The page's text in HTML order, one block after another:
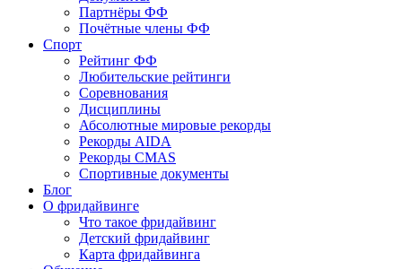
Партнёры ФФ
Почётные члены ФФ
Спорт
Рейтинг ФФ
Любительские рейтинги
Соревнования
Дисциплины
Абсолютные мировые рекорды
Рекорды AIDA
Рекорды CMAS
Спортивные документы
Блог
О фридайвинге
Что такое фридайвинг
Детский фридайвинг
Карта фридайвинга